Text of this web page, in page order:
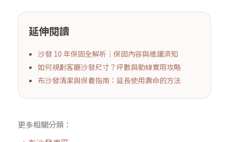
延伸閱讀
沙發 10 年保固全解析｜保固內容與維護須知
如何規劃客廳沙發尺寸？坪數與動線實用攻略
布沙發清潔與保養指南：延長使用壽命的方法
更多相關分類：